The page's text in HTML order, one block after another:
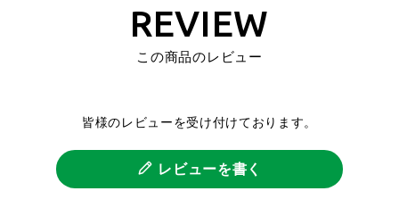
REVIEW
この商品のレビュー
皆様のレビューを受け付けております。
レビューを書く